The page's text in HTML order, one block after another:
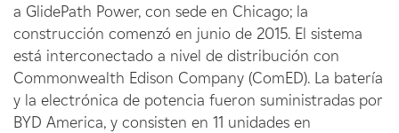
a GlidePath Power, con sede en Chicago; la
construcción comenzó en junio de 2015. El sistema
está interconectado a nivel de distribución con
Commonwealth Edison Company (ComED). La batería
y la electrónica de potencia fueron suministradas por
BYD America, y consisten en 11 unidades en